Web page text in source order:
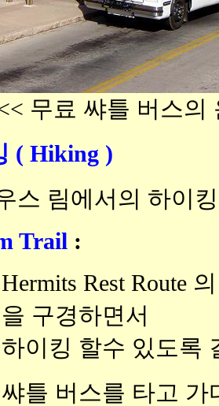
무료 쌰틀 버스의
( Hiking )
스 림에서의 하이
Trail :
Hermits Rest Route
을 구경하면서
하이킹 할수 있도록
쌰틀 버스를 타고 가